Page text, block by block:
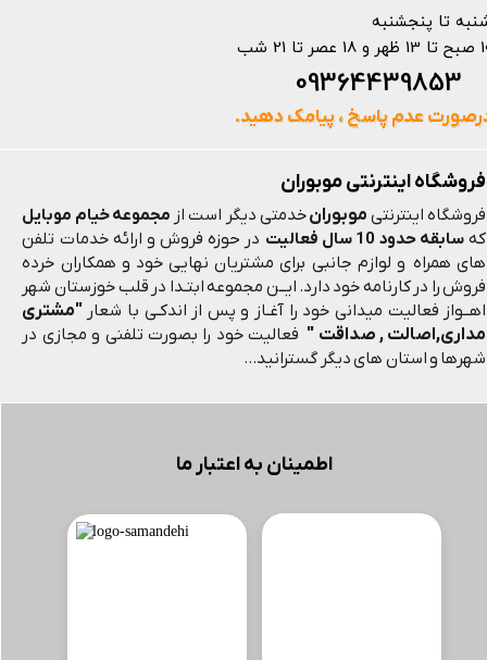
فروشگاه اینترنتی موبوران
فروشگاه اینترنتی موبورانخدمتی دیگر است از مجموعه خیام موبایل
که سابقه حدود 10 سال فعالیت
در حوزه فروش و ارائه خدمات تلفن
های همراه و لوازم جانبی برای مشتریان نهایی خود و همکاران خرده
فروش را در کارنامه خود دارد. ایــن مجموعه ابتـدا در قلب خوزستان شهر
اهــواز فعالیت میدانی خود را آغـاز و پس از اندکـی با شعار "مشتری
مداری,اصالت , صداقت " فعالیت خود را بصورت تلفنی و مجازی در
شهرها و استان های دیگر گسترانید...
اطمینان به اعتبار ما
تا پنجشنبه
تا 21 شب
عدم پاسخ ، پیامک دهید.